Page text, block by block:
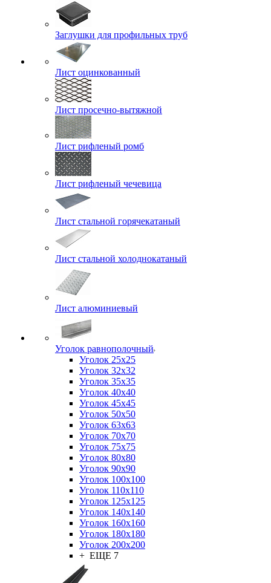
Заглушки для профильных труб
Лист оцинкованный
Лист просечно-вытяжной
Лист рифленый ромб
Лист рифленый чечевица
Лист стальной горячекатаный
Лист стальной холоднокатаный
Лист алюминиевый
Уголок равнополочный
Уголок 25x25
Уголок 32x32
Уголок 35x35
Уголок 40x40
Уголок 45x45
Уголок 50х50
Уголок 63х63
Уголок 70х70
Уголок 75x75
Уголок 80х80
Уголок 90х90
Уголок 100х100
Уголок 110х110
Уголок 125х125
Уголок 140х140
Уголок 160х160
Уголок 180х180
Уголок 200х200
+ ЕЩЕ 7